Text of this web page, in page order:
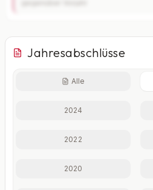
Jahresabschlüsse
Alle
2024
2022
2020